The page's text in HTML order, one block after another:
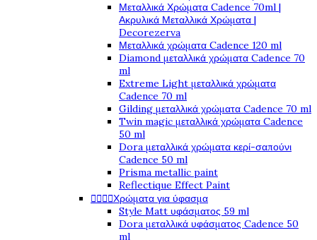
Μεταλλικά Χρώματα Cadence 70ml |
Ακρυλικά Μεταλλικά Χρώματα |
Decorezerva
Μεταλλικά χρώματα Cadence 120 ml
Diamond μεταλλικά χρώματα Cadence 70
ml
Extreme Light μεταλλικά χρώματα
Cadence 70 ml
Gilding μεταλλικά χρώματα Cadence 70 ml
Twin magic μεταλλικά χρώματα Cadence
50 ml
Dora μεταλλικά χρώματα κερί-σαπούνι
Cadence 50 ml
Prisma metallic paint
Reflectique Effect Paint
Χρώματα για ύφασμα
Style Matt υφάσματος 59 ml
Dora μεταλλικά υφάσματος Cadence 50
ml